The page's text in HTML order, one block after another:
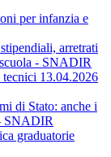
per infanzia e
arretrati
- SNADIR
tecnici 13.04.2026
di Stato: anche i
SNADIR
graduatorie